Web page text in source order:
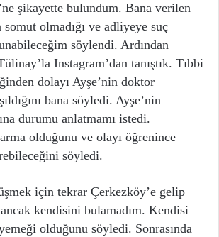
şikayette bulundum. Bana verilen
olmadığı ve adliyeye suç
söylendi. Ardından
Instagram’dan tanıştık. Tıbbi
dolayı Ayşe’nin doktor
bana söyledi. Ayşe’nin
durumu anlatmamı istedi.
olduğunu ve olayı öğrenince
söyledi.
için tekrar Çerkezköy’e gelip
kendisini bulamadım. Kendisi
olduğunu söyledi. Sonrasında